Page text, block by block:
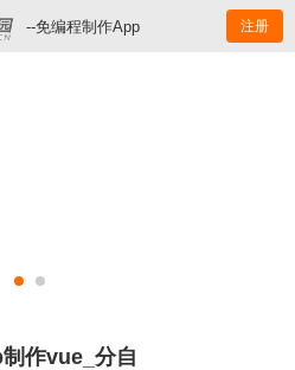
--免编程制作App 注册
作vue_分自